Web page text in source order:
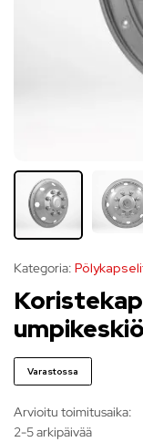
Kategoria:
Varastossa
Arvioitu toimitusaika:
2-5 arkipäivää